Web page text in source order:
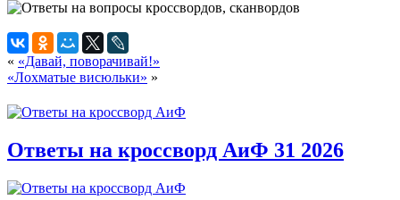
« «Давай, поворачивай!»
«Лохматые висюльки» »
Ответы на кроссворд АиФ 31 2026